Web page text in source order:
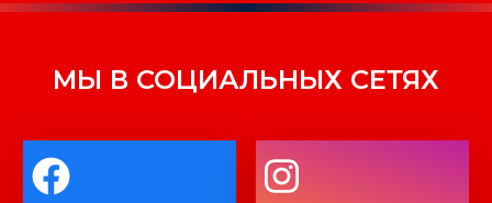
МЫ В СОЦИАЛЬНЫХ СЕТЯХ